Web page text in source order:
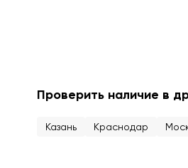
Проверить наличие в
Казань Краснодар